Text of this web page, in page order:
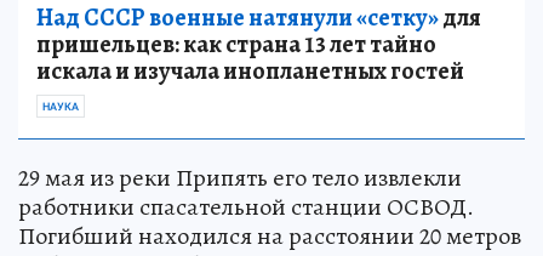
Над СССР военные натянули «сетку»для
пришельцев: как страна 13 лет тайно
искала и изучала инопланетных гостей
НАУКА
29 мая из реки Припять его тело извлекли
работники спасательной станции ОСВОД.
Погибший находился на расстоянии 20 метров